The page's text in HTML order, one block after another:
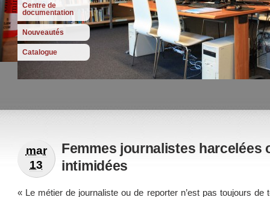
Centre de
documentation
Nouveautés
Catalogue
mar
13
Femmes journalistes harcelées
intimidées
« Le métier de journaliste ou de reporter n’est pas toujours de